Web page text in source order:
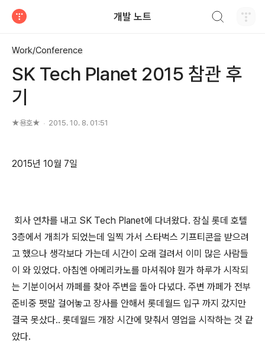
개발 노트
Work/Conference
SK Tech Planet 2015 참관 후
기
★용호★ 2015. 10. 8. 01:51
2015년 10월 7일
회사 연차를 내고 SK Tech Planet에 다녀왔다. 잠실 롯데 호텔
3층에서 개최가 되었는데 일찍 가서 스타벅스 기프티콘을 받으려
고 했으나 생각보다 가는데 시간이 오래 걸려서 이미 많은 사람들
이 와 있었다. 아침엔 아메리카노를 마셔줘야 뭔가 하루가 시작되
는 기분이어서 까페를 찾아 주변을 돌아 다녔다. 주변 까페가 전부
준비중 팻말 걸어놓고 장사를 안해서 롯데월드 입구 까지 갔지만
결국 못샀다.. 롯데월드 개장 시간에 맞춰서 영업을 시작하는 것 같
았다.